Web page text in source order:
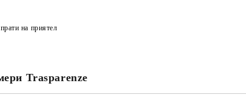
на приятел
Trasparenze